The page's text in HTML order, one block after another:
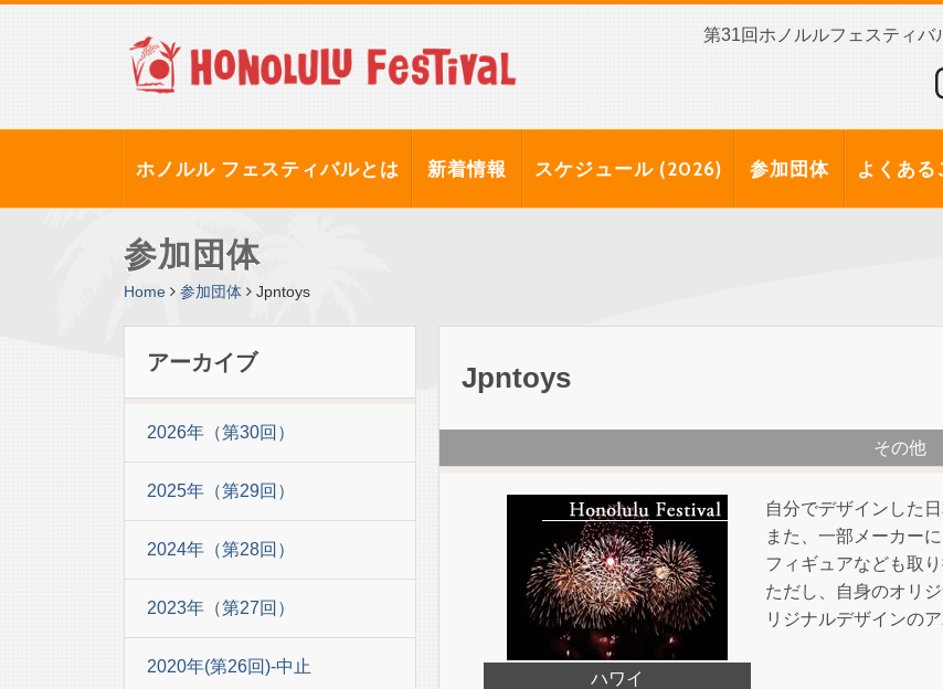
第31回ホノルルフェスティ
ホノルル フェスティバルとは 新着情報 スケジュール (2026) 参加団体 よくある
参加団体
Home 参加団体 Jpntoys
アーカイブ
2026年（第30回）
2025年（第29回）
2024年（第28回）
2023年（第27回）
2020年(第26回)-中止
Jpntoys
その他
ハワイ
自分でデザインした
また、一部メーカー
フィギュアなども取り
ただし、自身のオリ
リジナルデザインの